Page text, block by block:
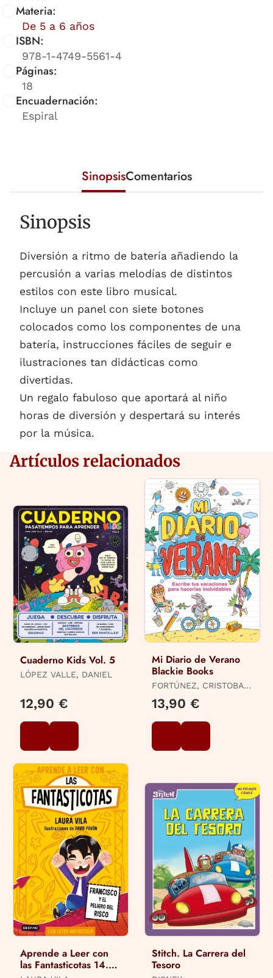
Materia:
De 5 a 6 años
ISBN:
978-1-4749-5561-4
Páginas:
18
Encuadernación:
Espiral
SinopsisComentarios
Sinopsis
Diversión a ritmo de batería añadiendo la
percusión a varias melodías de distintos
estilos con este libro musical.
Incluye un panel con siete botones
colocados como los componentes de una
batería, instrucciones fáciles de seguir e
ilustraciones tan didácticas como
divertidas.
Un regalo fabuloso que aportará al niño
horas de diversión y despertará su interés
por la música.
Artículos relacionados
Cuaderno Kids Vol. 5
LÓPEZ VALLE, DANIEL
12,90 €
Mi Diario de Verano
Blackie Books
FORTÚNEZ, CRISTOBAL
13,90 €
Aprende a Leer con
las Fantasticotas 14.
Stitch. La Carrera del
Tesoro